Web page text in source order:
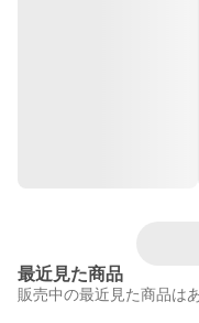
最近見た商品
販売中の最近見た商品は